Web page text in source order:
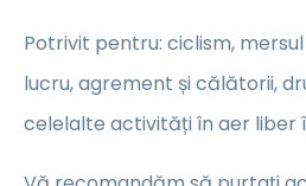
Potrivit pentru: ciclism,
lucru, agrement și călătorii,
celelalte activități în aer liber